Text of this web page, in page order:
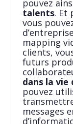
pouvez
talents. Et
vous
mapping
clients,
futurs
dans la
pouvez
messages